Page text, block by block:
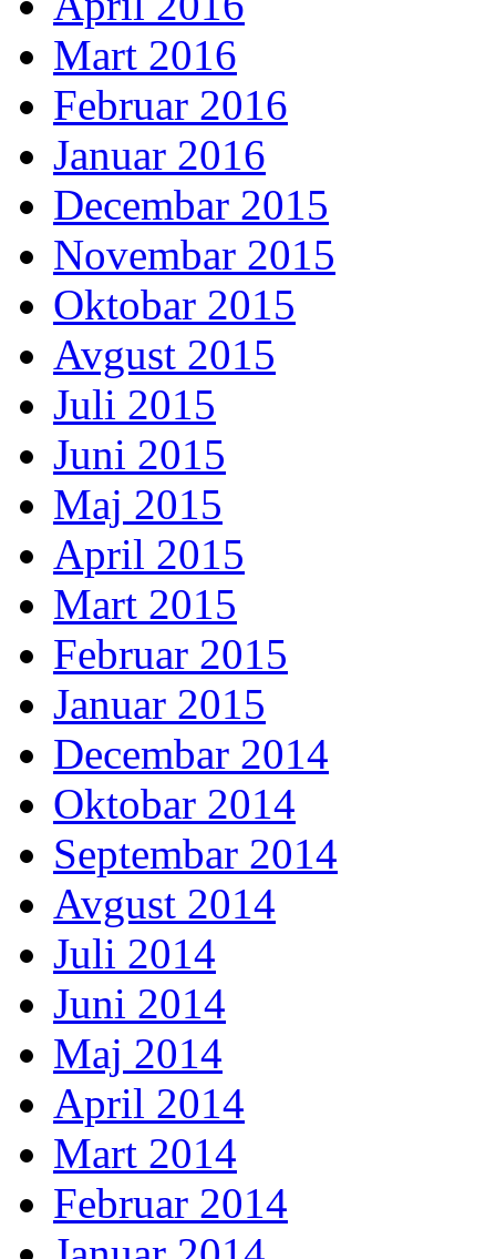
Mart 2016
Februar 2016
Januar 2016
Decembar 2015
Novembar 2015
Oktobar 2015
Avgust 2015
Juli 2015
Juni 2015
Maj 2015
April 2015
Mart 2015
Februar 2015
Januar 2015
Decembar 2014
Oktobar 2014
Septembar 2014
Avgust 2014
Juli 2014
Juni 2014
Maj 2014
April 2014
Mart 2014
Februar 2014